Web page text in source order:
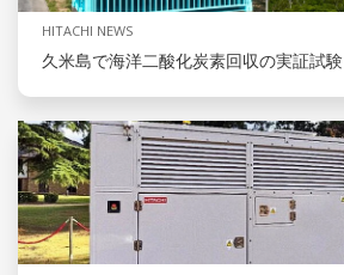
HITACHI NEWS
久米島で海洋二酸化炭素回収の実証試験